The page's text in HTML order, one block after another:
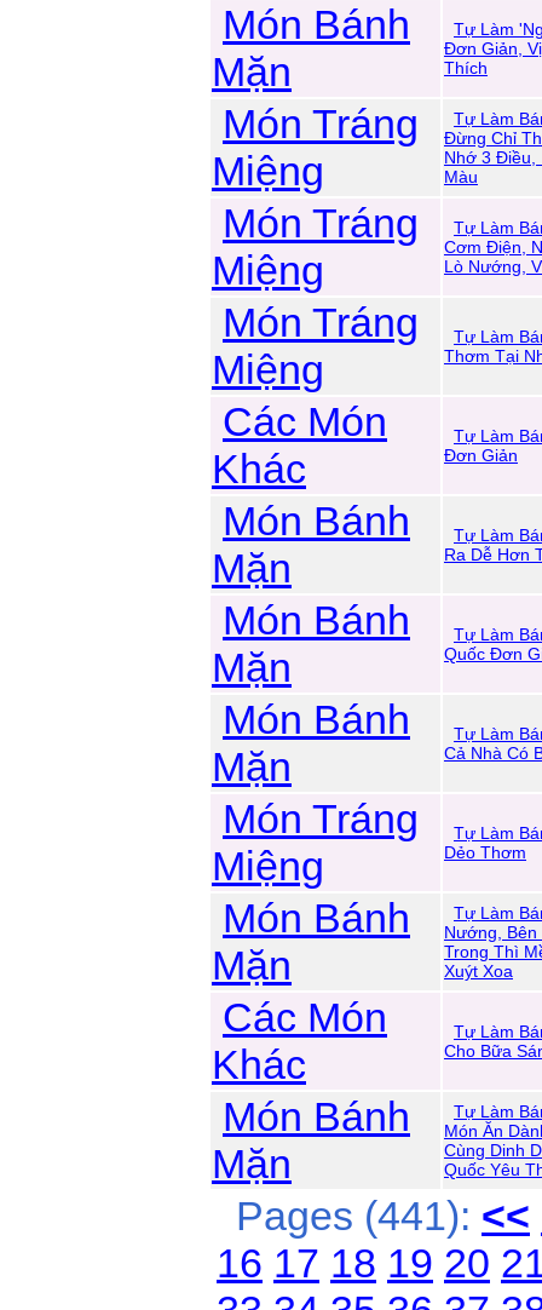
Món Bánh
Mặn
Tự Làm
Đơn Giản,
Thích
Món Tráng
Miệng
Tự Làm
Đừng Chỉ
Nhớ 3 Điều,
Màu
Món Tráng
Miệng
Tự Làm
Cơm Điện,
Lò Nướng,
Món Tráng
Miệng
Tự Làm
Thơm Tại
Các Món
Khác
Tự Làm
Đơn Giản
Món Bánh
Mặn
Tự Làm
Ra Dễ Hơn
Món Bánh
Mặn
Tự Làm
Quốc Đơn
Món Bánh
Mặn
Tự Làm
Cả Nhà Có
Món Tráng
Miệng
Tự Làm
Dẻo Thơm
Món Bánh
Mặn
Tự Làm
Nướng, Bên
Trong Thì
Xuýt Xoa
Các Món
Khác
Tự Làm
Cho Bữa
Món Bánh
Mặn
Tự Làm
Món Ăn
Cùng Dinh
Quốc Yêu
Pages (441): <<
16 17 18 19 20